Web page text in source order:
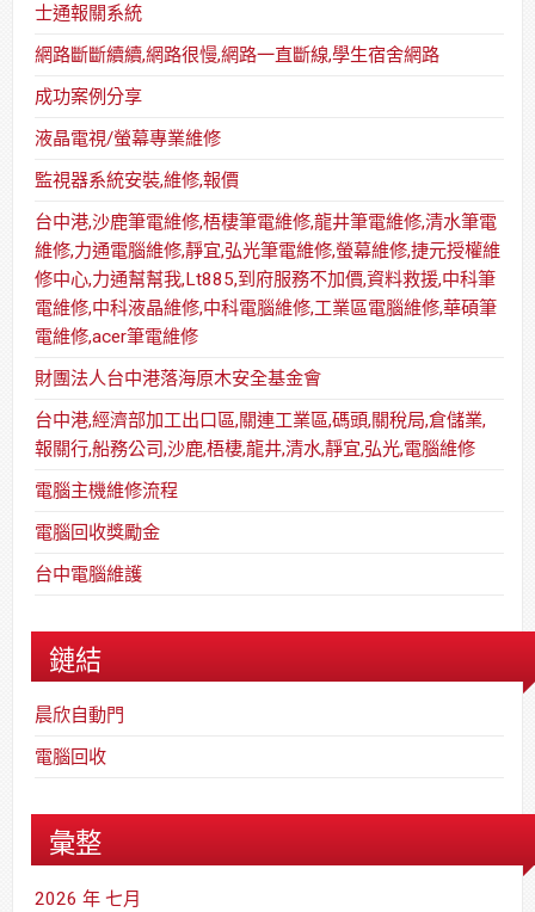
士通報關系統
網路斷斷續續,網路很慢,網路一直斷線,學生宿舍網路
成功案例分享
液晶電視/螢幕專業維修
監視器系統安裝,維修,報價
台中港,沙鹿筆電維修,梧棲筆電維修,龍井筆電維修,清水筆電
維修,力通電腦維修,靜宜,弘光筆電維修,螢幕維修,捷元授權維
修中心,力通幫幫我,Lt885,到府服務不加價,資料救援,中科筆
電維修,中科液晶維修,中科電腦維修,工業區電腦維修,華碩筆
電維修,acer筆電維修
財團法人台中港落海原木安全基金會
台中港,經濟部加工出口區,關連工業區,碼頭,關稅局,倉儲業,
報關行,船務公司,沙鹿,梧棲,龍井,清水,靜宜,弘光,電腦維修
電腦主機維修流程
電腦回收獎勵金
台中電腦維護
鏈結
晨欣自動門
電腦回收
彙整
2026 年 七月